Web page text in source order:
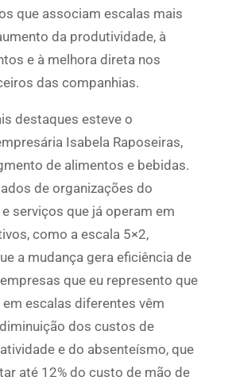
que associam escalas mais
da produtividade, à
e à melhora direta nos
das companhias.
destaques esteve o
Isabela Raposeiras,
de alimentos e bebidas.
de organizações do
serviços que já operam em
como a escala 5×2,
a mudança gera eficiência de
que eu represento que
escalas diferentes vêm
dos custos de
e do absenteísmo, que
até 12% do custo de mão de